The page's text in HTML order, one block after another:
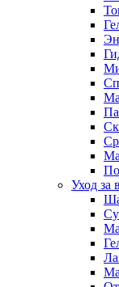
Уход за